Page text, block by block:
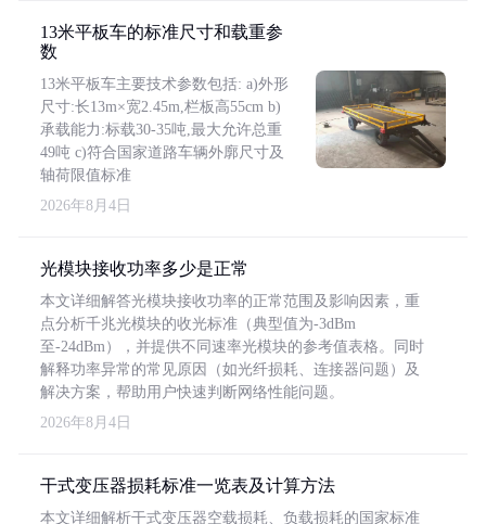
13米平板车的标准尺寸和载重参
数
13米平板车主要技术参数包括: a)外形
尺寸:长13m×宽2.45m,栏板高55cm b)
承载能力:标载30-35吨,最大允许总重
49吨 c)符合国家道路车辆外廓尺寸及
轴荷限值标准
2026年8月4日
光模块接收功率多少是正常
本文详细解答光模块接收功率的正常范围及影响因素，重
点分析千兆光模块的收光标准（典型值为-3dBm
至-24dBm），并提供不同速率光模块的参考值表格。同时
解释功率异常的常见原因（如光纤损耗、连接器问题）及
解决方案，帮助用户快速判断网络性能问题。
2026年8月4日
干式变压器损耗标准一览表及计算方法
本文详细解析干式变压器空载损耗、负载损耗的国家标准